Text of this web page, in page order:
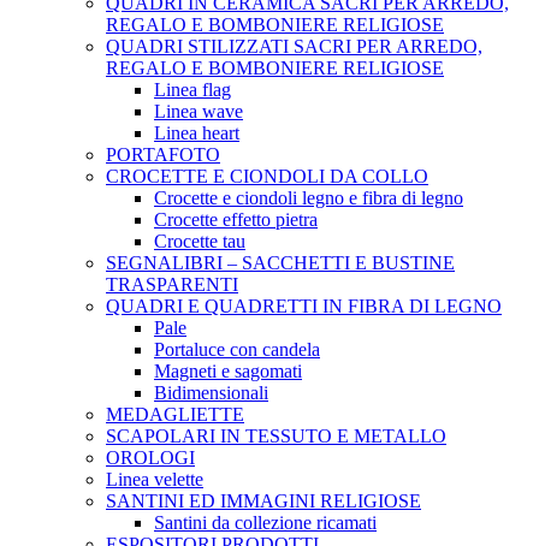
REGALO E BOMBONIERE RELIGIOSE
QUADRI STILIZZATI SACRI PER ARREDO,
REGALO E BOMBONIERE RELIGIOSE
Linea flag
Linea wave
Linea heart
PORTAFOTO
CROCETTE E CIONDOLI DA COLLO
Crocette e ciondoli legno e fibra di legno
Crocette effetto pietra
Crocette tau
SEGNALIBRI – SACCHETTI E BUSTINE
TRASPARENTI
QUADRI E QUADRETTI IN FIBRA DI LEGNO
Pale
Portaluce con candela
Magneti e sagomati
Bidimensionali
MEDAGLIETTE
SCAPOLARI IN TESSUTO E METALLO
OROLOGI
Linea velette
SANTINI ED IMMAGINI RELIGIOSE
Santini da collezione ricamati